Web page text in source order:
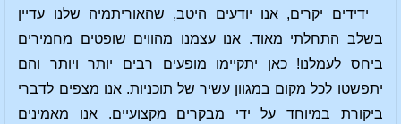
ידידים יקרים, אנו יודעים היטב, שהאוריתמיה שלנו עדיין
בשלב התחלתי מאוד. אנו עצמנו מהווים שופטים מחמירים
ביחס לעמלנו! כאן יתקיימו מופעים רבים יותר ויותר והם
יתפשטו לכל מקום במגוון עשיר של תוכניות. אנו מצפים לדברי
ביקורת במיוחד על ידי מבקרים מקצועיים. אנו מאמינים